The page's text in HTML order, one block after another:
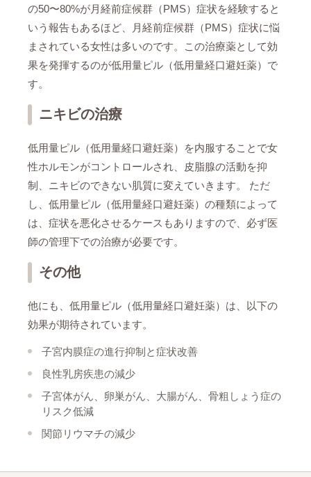
の50〜80%が月経前症候群（PMS）症状を経験すると
いう報告もあるほど、月経前症候群（PMS）症状に悩
まされている女性は多いのです。この治療薬として効
果を発揮するのが低用量ピル（低用量経口避妊薬）で
す。
ニキビの治療
低用量ピル（低用量経口避妊薬）を内服することで女
性ホルモンがコントロールされ、皮脂腺の活動を抑
制、ニキビのできない肌質に変えていきます。 ただ
し、低用量ピル（低用量経口避妊薬）の種類によって
は、症状を悪化させるケースもありますので、必ず医
師の管理下での治療が必要です。
その他
他にも、低用量ピル（低用量経口避妊薬）は、以下の
効果が期待されています。
子宮内膜症の進行抑制と症状改善
良性乳房疾患の減少
子宮体がん、卵巣がん、大腸がん、骨粗しょう症の
リスク低減
関節リウマチの減少